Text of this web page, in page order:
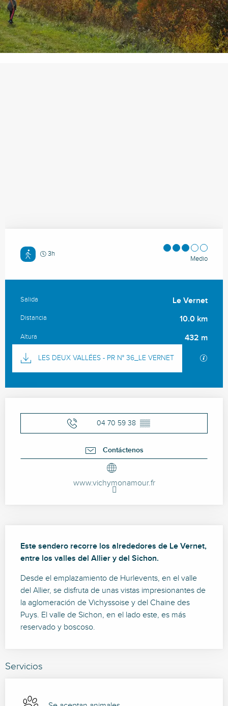
3h
Medio
Información práctica
Salida Le Vernet
Distancia 10.0 km
Altura 432 m
Documentación
LES DEUX VALLÉES - PR N° 36_LE VERNET Los
Horarios y datos de contacto
04 70 59 38 ▒▒
Contáctenos
www.vichymonamour.fr
Este sendero recorre los alrededores de Le Vernet,
entre los valles del Allier y del Sichon.
Desde el emplazamiento de Hurlevents, en el valle
del Allier, se disfruta de unas vistas impresionantes de
la aglomeración de Vichyssoise y del Chaine des
Puys. El valle de Sichon, en el lado este, es más
reservado y boscoso.
Servicios